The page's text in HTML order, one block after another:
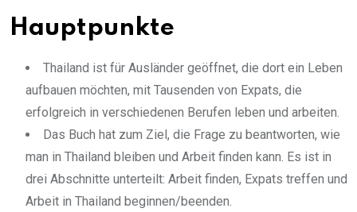
Hauptpunkte
Thailand ist für Ausländer geöffnet, die dort ein Leben
aufbauen möchten, mit Tausenden von Expats, die
erfolgreich in verschiedenen Berufen leben und arbeiten.
Das Buch hat zum Ziel, die Frage zu beantworten, wie
man in Thailand bleiben und Arbeit finden kann. Es ist in
drei Abschnitte unterteilt: Arbeit finden, Expats treffen und
Arbeit in Thailand beginnen/beenden.